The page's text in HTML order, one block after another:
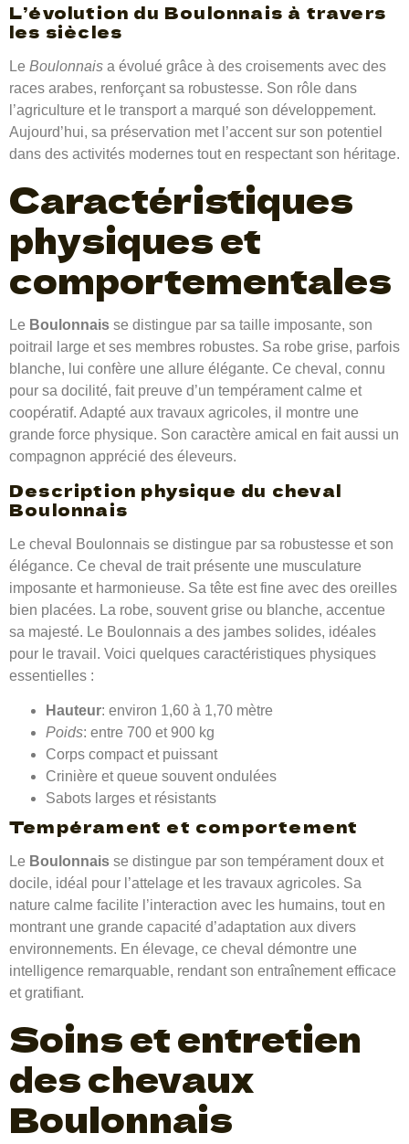
L’évolution du Boulonnais à travers
les siècles
Le Boulonnais a évolué grâce à des croisements avec des
races arabes, renforçant sa robustesse. Son rôle dans
l’agriculture et le transport a marqué son développement.
Aujourd’hui, sa préservation met l’accent sur son potentiel
dans des activités modernes tout en respectant son héritage.
Caractéristiques
physiques et
comportementales
Le Boulonnais se distingue par sa taille imposante, son
poitrail large et ses membres robustes. Sa robe grise, parfois
blanche, lui confère une allure élégante. Ce cheval, connu
pour sa docilité, fait preuve d’un tempérament calme et
coopératif. Adapté aux travaux agricoles, il montre une
grande force physique. Son caractère amical en fait aussi un
compagnon apprécié des éleveurs.
Description physique du cheval
Boulonnais
Le cheval Boulonnais se distingue par sa robustesse et son
élégance. Ce cheval de trait présente une musculature
imposante et harmonieuse. Sa tête est fine avec des oreilles
bien placées. La robe, souvent grise ou blanche, accentue
sa majesté. Le Boulonnais a des jambes solides, idéales
pour le travail. Voici quelques caractéristiques physiques
essentielles :
Hauteur: environ 1,60 à 1,70 mètre
Poids: entre 700 et 900 kg
Corps compact et puissant
Crinière et queue souvent ondulées
Sabots larges et résistants
Tempérament et comportement
Le Boulonnais se distingue par son tempérament doux et
docile, idéal pour l’attelage et les travaux agricoles. Sa
nature calme facilite l’interaction avec les humains, tout en
montrant une grande capacité d’adaptation aux divers
environnements. En élevage, ce cheval démontre une
intelligence remarquable, rendant son entraînement efficace
et gratifiant.
Soins et entretien
des chevaux
Boulonnais